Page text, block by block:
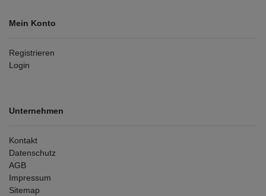
Mein Konto
Registrieren
Login
Unternehmen
Kontakt
Datenschutz
AGB
Impressum
Sitemap